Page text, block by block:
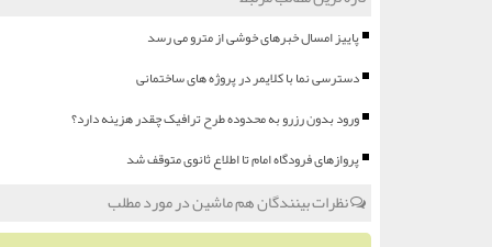
پاییز امسال خبرهای خوشی از مترو می رسد
دسترسی نما با کلایمر در پروژه های ساختمانی
ورود بدون رزرو به محدوده طرح ترافیک چقدر هزینه دارد؟
پروازهای فرودگاه امام تا اطلاع ثانوی متوقف شد
نظرات بینندگان هم ماشین در مورد مطلب